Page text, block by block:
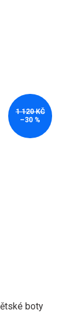
1 120 KČ
–30 %
boty